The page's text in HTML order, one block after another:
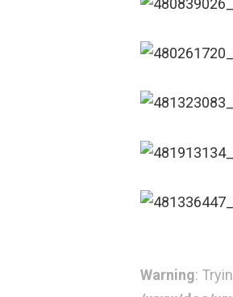
Warning: